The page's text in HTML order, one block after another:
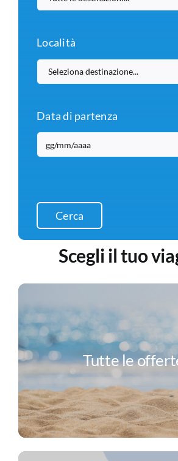
Località
Data di partenza
Cerca
Scegli il tuo
Tutte le